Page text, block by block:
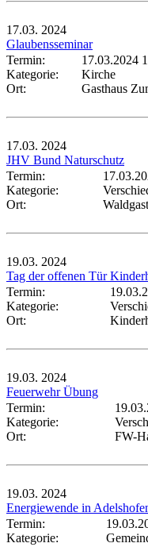
17.03. 2024
Glaubensseminar
Termin:
17.03.2024
Kategorie:
Kirche
Ort:
Gasthaus
17.03. 2024
JHV Bund Naturschutz
Termin:
Kategorie:
Ort:
19.03. 2024
Tag der offenen Tür
Termin:
Kategorie:
Ort:
19.03. 2024
Feuerwehr Übung
Termin:
Kategorie:
Ort:
FW-
19.03. 2024
Energiewende in
Termin:
Kategorie: